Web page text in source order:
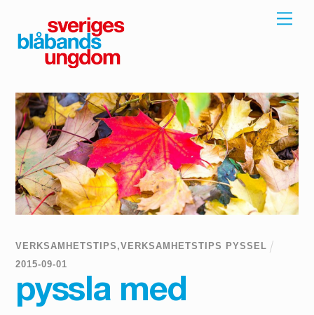
content
VERKSAMHETSTIPS ,VERKSAMHETSTIPS PYSSEL
2015-09-01
pyssla med